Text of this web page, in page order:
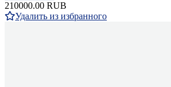
210000.00 RUB
Удалить из избранного